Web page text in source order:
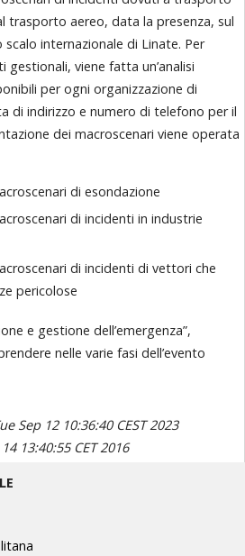
trasporto aereo, data la presenza, sul
internazionale di Linate. Per
viene fatta un’analisi
per ogni organizzazione di
di indirizzo e numero di telefono per il
dei macroscenari viene operata
di esondazione
di incidenti in industrie
di incidenti di vettori che
pericolose
e gestione dell’emergenza”,
nelle varie fasi dell’evento
Sep 12 10:36:40 CEST 2023
13:40:55 CET 2016